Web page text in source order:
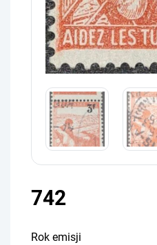
742
Rok emisji